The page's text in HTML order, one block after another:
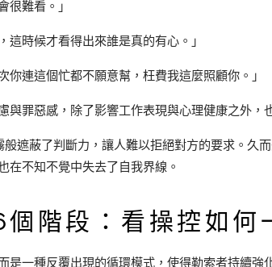
很難看。」
這時候才看得出來誰是真的有心。」
你連這個忙都不願意幫，枉費我這麼照顧你。」
與罪惡感，除了影響工作表現與心理健康之外，
遮蔽了判斷力，讓人難以拒絕對方的要求。久
在不知不覺中失去了自我界線。
階段：看操控如何
是一種反覆出現的循環模式，使得勒索者持續強